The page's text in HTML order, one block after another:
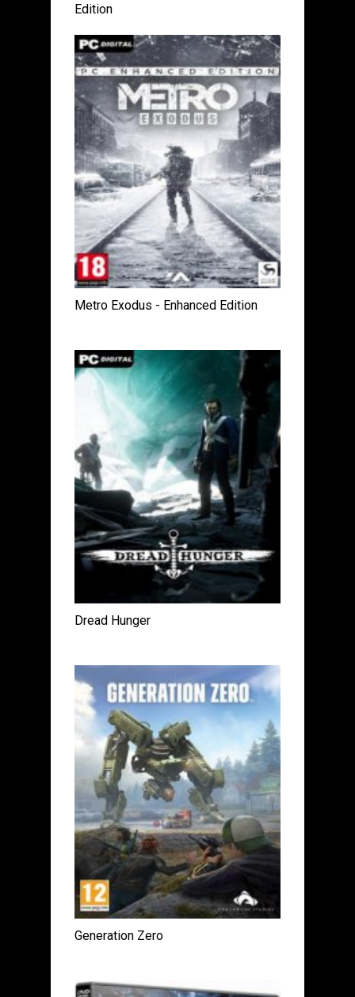
Edition
Metro Exodus - Enhanced Edition
Dread Hunger
Generation Zero